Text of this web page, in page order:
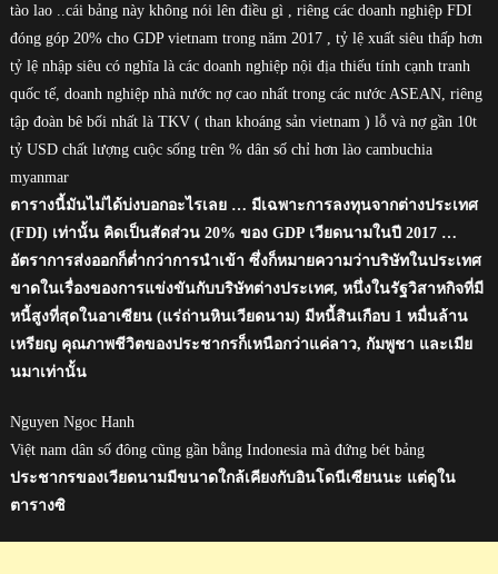
tào lao ..cái bảng này không nói lên điều gì , riêng các doanh nghiệp FDI
đóng góp 20% cho GDP vietnam trong năm 2017 , tỷ lệ xuất siêu thấp hơn
tỷ lệ nhập siêu có nghĩa là các doanh nghiệp nội địa thiếu tính cạnh tranh
quốc tế, doanh nghiệp nhà nước nợ cao nhất trong các nước ASEAN, riêng
tập đoàn bê bối nhất là TKV ( than khoáng sản vietnam ) lỗ và nợ gần 10t
tỷ USD chất lượng cuộc sống trên % dân số chỉ hơn lào cambuchia
myanmar
ตารางนี้มันไม่ได้บ่งบอกอะไรเลย … มีเฉพาะการลงทุนจากต่างประเทศ
(FDI) เท่านั้น คิดเป็นสัดส่วน 20% ของ GDP เวียดนามในปี 2017 …
อัตราการส่งออกก็ต่ำกว่าการนำเข้า ซึ่งก็หมายความว่าบริษัทในประเทศ
ขาดในเรื่องของการแข่งขันกับบริษัทต่างประเทศ, หนึ่งในรัฐวิสาหกิจที่มี
หนี้สูงที่สุดในอาเซียน (แร่ถ่านหินเวียดนาม) มีหนี้สินเกือบ 1 หมื่นล้าน
เหรียญ คุณภาพชีวิตของประชากรก็เหนือกว่าแค่ลาว, กัมพูชา และเมีย
นมาเท่านั้น
Nguyen Ngoc Hanh
Việt nam dân số đông cũng gần bằng Indonesia mà đứng bét bảng
ประชากรของเวียดนามมีขนาดใกล้เคียงกับอินโดนีเซียนนะ แต่ดูใน
ตารางซิ